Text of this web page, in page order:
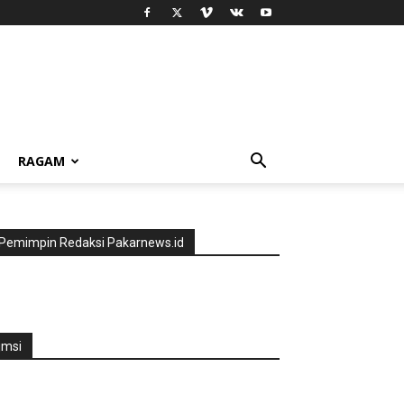
RAGAM
Pemimpin Redaksi Pakarnews.id